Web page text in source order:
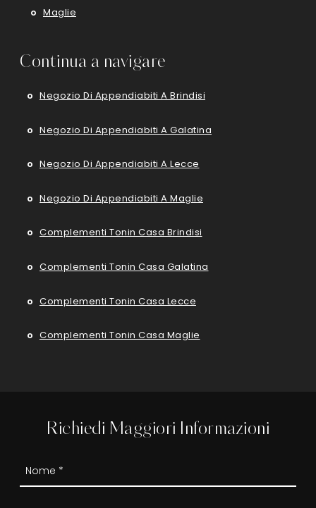
Maglie
Continua a navigare
Negozio Di Appendiabiti A Brindisi
Negozio Di Appendiabiti A Galatina
Negozio Di Appendiabiti A Lecce
Negozio Di Appendiabiti A Maglie
Complementi Tonin Casa Brindisi
Complementi Tonin Casa Galatina
Complementi Tonin Casa Lecce
Complementi Tonin Casa Maglie
Richiedi Maggiori Informazioni